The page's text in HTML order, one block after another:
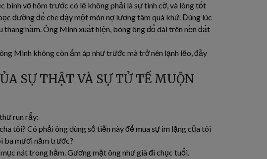
bình vỡ hôm trước có lẽ không phải là sự tình cờ, và lòng tốt
đường để che đậy một món nợ lương tâm quá khứ. Đúng lúc
thang hầm. Ông Minh xuất hiện, bóng ông đổ dài trên nền đất
Minh không còn ấm áp như trước mà trở nên lạnh lẽo, đầy
SỰ THẬT VÀ SỰ TỬ TẾ MUỘN
run rẩy:
tôi? Có phải ông dùng số tiền này để mua sự im lặng của tôi
ba mươi năm trước?
nát trong hầm. Gương mặt ông như già đi chục tuổi.